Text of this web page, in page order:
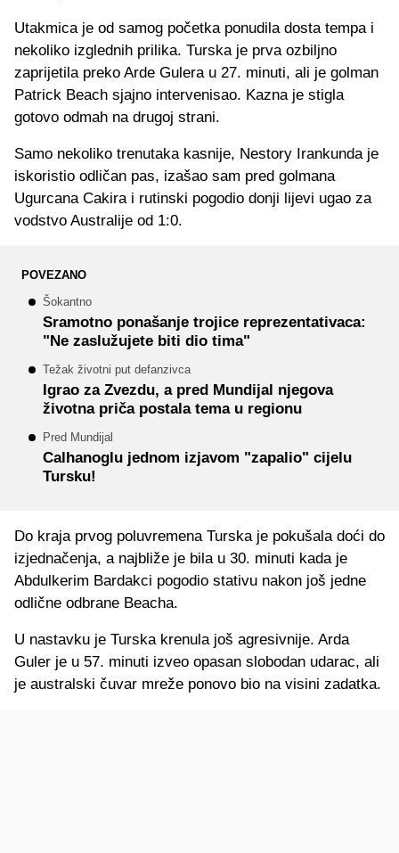
Utakmica je od samog početka ponudila dosta tempa i
nekoliko izglednih prilika. Turska je prva ozbiljno
zaprijetila preko Arde Gulera u 27. minuti, ali je golman
Patrick Beach sjajno intervenisao. Kazna je stigla
gotovo odmah na drugoj strani.
Samo nekoliko trenutaka kasnije, Nestory Irankunda je
iskoristio odličan pas, izašao sam pred golmana
Ugurcana Cakira i rutinski pogodio donji lijevi ugao za
vodstvo Australije od 1:0.
POVEZANO
Šokantno
Sramotno ponašanje trojice reprezentativaca:
"Ne zaslužujete biti dio tima"
Težak životni put defanzivca
Igrao za Zvezdu, a pred Mundijal njegova
životna priča postala tema u regionu
Pred Mundijal
Calhanoglu jednom izjavom "zapalio" cijelu
Tursku!
Do kraja prvog poluvremena Turska je pokušala doći do
izjednačenja, a najbliže je bila u 30. minuti kada je
Abdulkerim Bardakci pogodio stativu nakon još jedne
odlične odbrane Beacha.
U nastavku je Turska krenula još agresivnije. Arda
Guler je u 57. minuti izveo opasan slobodan udarac, ali
je australski čuvar mreže ponovo bio na visini zadatka.